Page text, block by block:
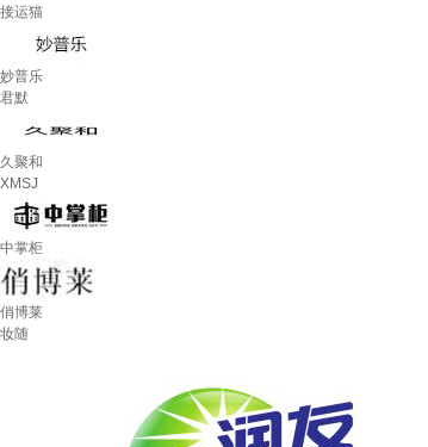
接运猫
妙普乐
君默
久聚和
XMSJ
中掌柜
俏博莱
妆随